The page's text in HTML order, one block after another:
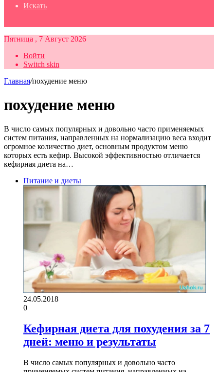
Искать
Пятница , 7 Август 2026
Войти
Switch skin
Главная/похудение меню
похудение меню
В число самых популярных и довольно часто применяемых
систем питания, направленных на нормализацию веса входит
огромное количество диет, основным продуктом меню
которых есть кефир. Высокой эффективностью отличается
кефирная диета на…
Питание и диеты
24.05.2018
0
Кефирная диета для похудения за 7
дней: меню и результаты
В число самых популярных и довольно часто